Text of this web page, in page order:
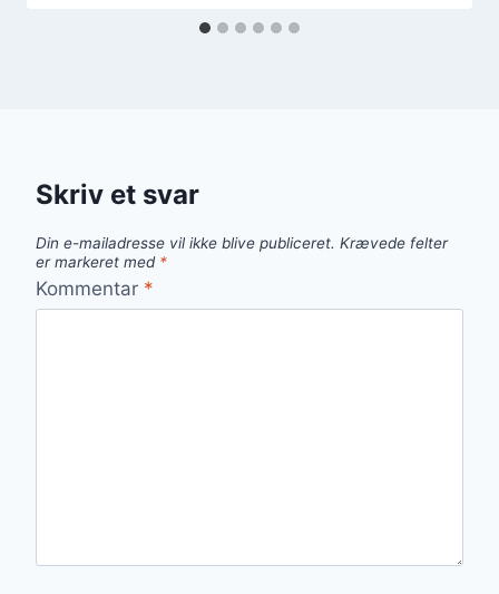
Skriv et svar
Din e-mailadresse vil ikke blive publiceret. Krævede felter
er markeret med *
Kommentar *